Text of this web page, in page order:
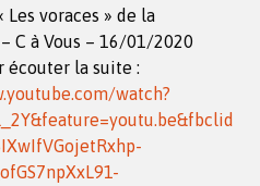
voraces » de la
C à Vous – 16/01/2020
écouter la suite :
watch?